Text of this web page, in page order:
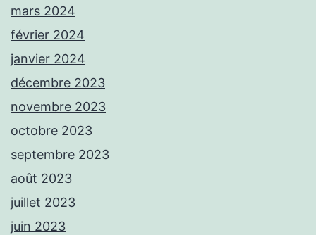
mars 2024
février 2024
janvier 2024
décembre 2023
novembre 2023
octobre 2023
septembre 2023
août 2023
juillet 2023
juin 2023